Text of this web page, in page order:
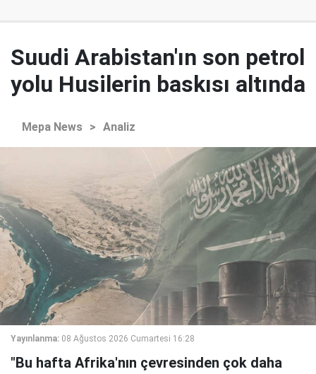
Suudi Arabistan'ın son petrol
yolu Husilerin baskısı altında
Mepa News > Analiz
Yayınlanma: 08 Ağustos 2026 Cumartesi 16:28
"Bu hafta Afrika'nın çevresinden çok daha